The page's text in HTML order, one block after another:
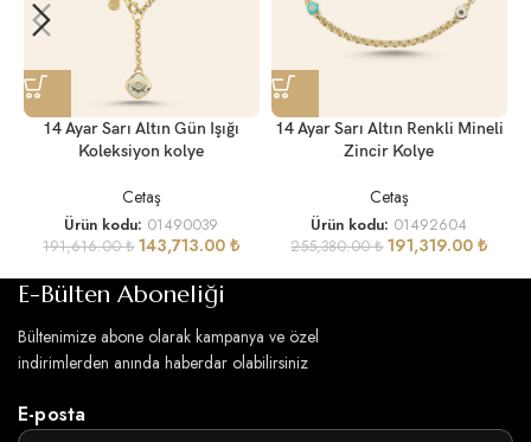
14 Ayar Sarı Altın Gün Işığı
Koleksiyon kolye
Cetaş
Ürün kodu: 01490039
191,616.00₺ 143,713.00₺
14 Ayar Sarı Altın Renkli Mineli
Zincir Kolye
Cetaş
Ürün kodu: 01492604
255,380.00₺ 191,319.00₺
E-Bülten Aboneliği
Bültenimize abone olarak kampanya ve özel
indirimlerden anında haberdar olabilirsiniz
E-posta